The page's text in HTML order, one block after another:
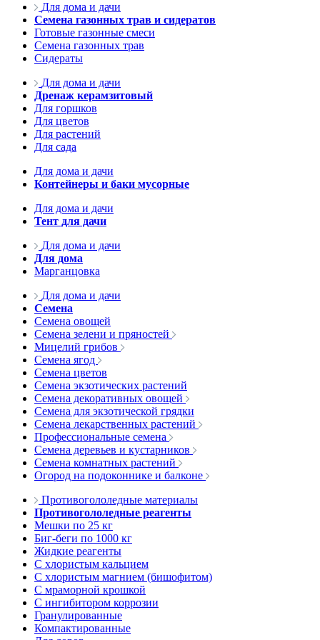
Для дома и дачи
Семена газонных трав и сидератов
Готовые газонные смеси
Семена газонных трав
Сидераты
Для дома и дачи
Дренаж керамзитовый
Для горшков
Для цветов
Для растений
Для сада
Для дома и дачи
Контейнеры и баки мусорные
Для дома и дачи
Тент для дачи
Для дома и дачи
Для дома
Марганцовка
Для дома и дачи
Семена
Семена овощей
Семена зелени и пряностей
Мицелий грибов
Семена ягод
Семена цветов
Семена экзотических растений
Семена декоративных овощей
Семена для экзотической грядки
Семена лекарственных растений
Профессиональные семена
Семена деревьев и кустарников
Семена комнатных растений
Огород на подоконнике и балконе
Противогололедные материалы
Противогололедные реагенты
Мешки по 25 кг
Биг-беги по 1000 кг
Жидкие реагенты
С хлористым кальцием
С хлористым магнием (бишофитом)
С мраморной крошкой
С ингибитором коррозии
Гранулированные
Компактированные